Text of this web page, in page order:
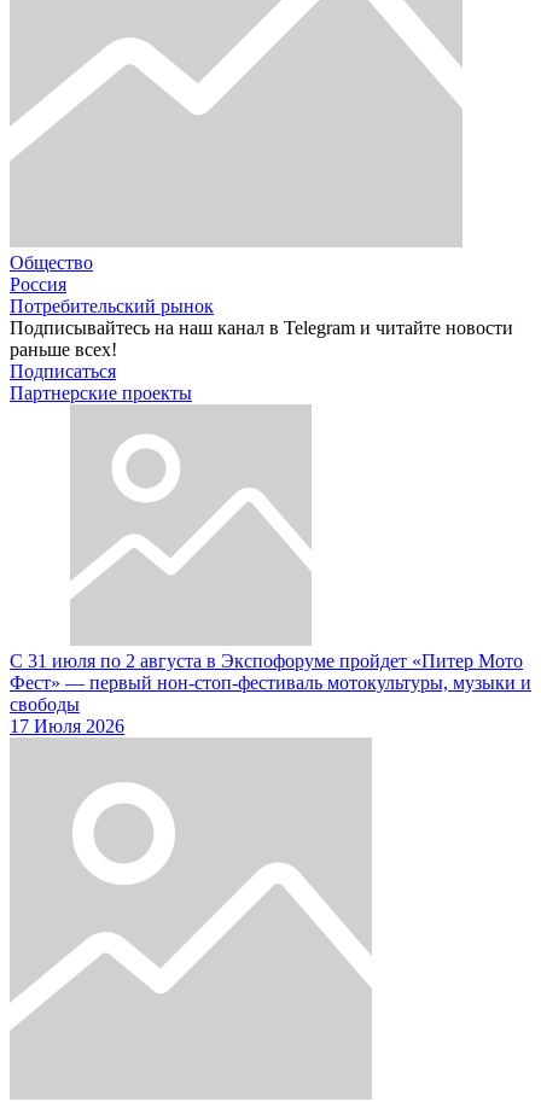
Общество
Россия
Потребительский рынок
Подписывайтесь на наш канал в Telegram и читайте новости
раньше всех!
Подписаться
Партнерские проекты
С 31 июля по 2 августа в Экспофоруме пройдет «Питер Мото
Фест» — первый нон-стоп-фестиваль мотокультуры, музыки и
свободы
17 Июля 2026